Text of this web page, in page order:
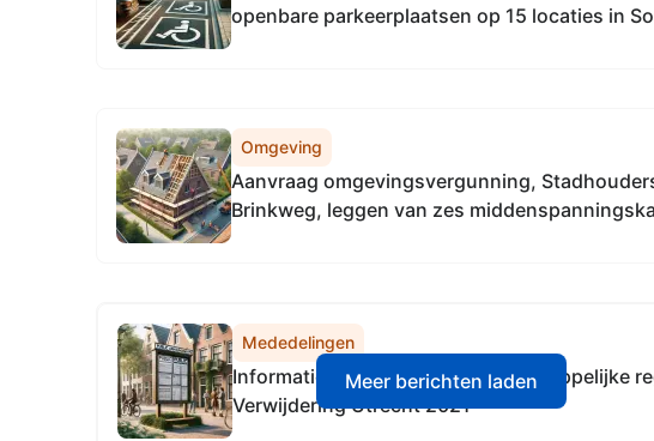
openbare parkeerplaatsen op 15 locaties in
Omgeving
Aanvraag omgevingsvergunning,
Brinkweg, leggen van zes
Mededelingen
Informatieverordening gemeenschappelijke
Verwijdering Utrecht 2021
Meer berichten laden